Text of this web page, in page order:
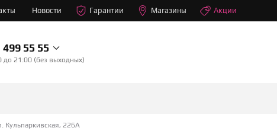
Новости Гарантии Магазины Акции
499 55 55
до 21:00 (без выходных)
Кульпаркивская, 226А